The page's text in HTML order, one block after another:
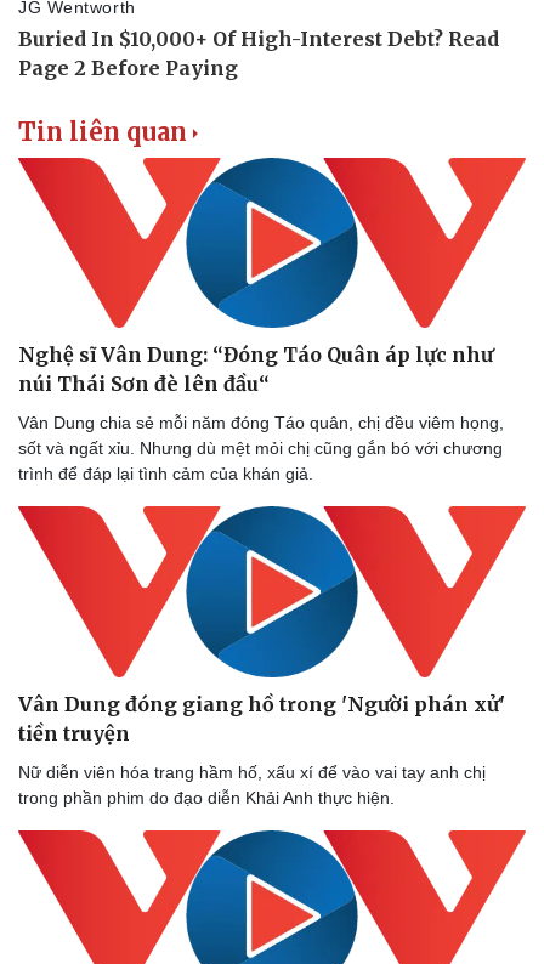
Sân khấu - Điện ảnh
Văn học
Âm nhạc
Giải trí
Nghệ sĩ
Thời trang
Tin liên quan
Nghệ sĩ Vân Dung: “Đóng Táo Quân áp lực như
núi Thái Sơn đè lên đầu“
Vân Dung chia sẻ mỗi năm đóng Táo quân, chị đều viêm họng,
sốt và ngất xỉu. Nhưng dù mệt mỏi chị cũng gắn bó với chương
trình để đáp lại tình cảm của khán giả.
Vân Dung đóng giang hồ trong 'Người phán xử'
tiền truyện
Nữ diễn viên hóa trang hầm hố, xấu xí để vào vai tay anh chị
trong phần phim do đạo diễn Khải Anh thực hiện.